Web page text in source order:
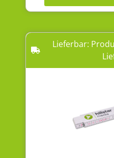
Lieferbar: